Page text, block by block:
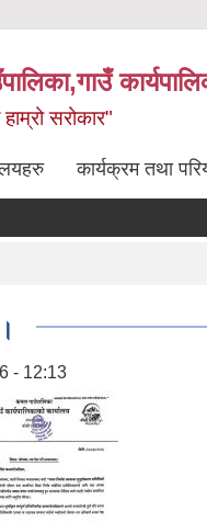
सरोकार"
कार्यक्रम तथा
- 12:13